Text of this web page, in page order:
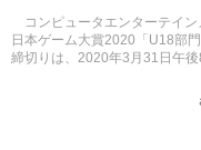
コンピュータエンターテイン
日本ゲーム大賞2020「U18部
締切りは、2020年3月31日午後